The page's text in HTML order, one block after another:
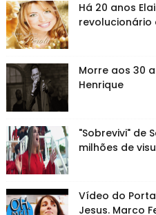
Há 20 anos
revolucionário
Morre aos 30
Henrique
"Sobrevivi" de
milhões de
Vídeo do
Jesus. Marco